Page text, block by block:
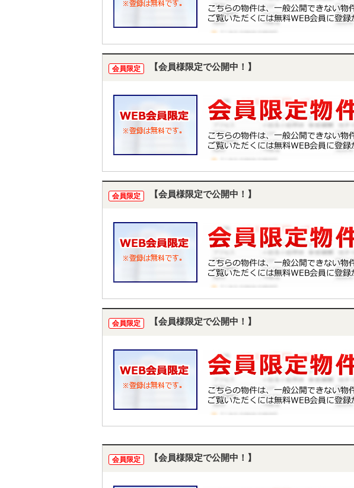
会員限定 【会員様限定で公開中！】
会員限定 【会員様限定で公開中！】
会員限定 【会員様限定で公開中！】
会員限定 【会員様限定で公開中！】